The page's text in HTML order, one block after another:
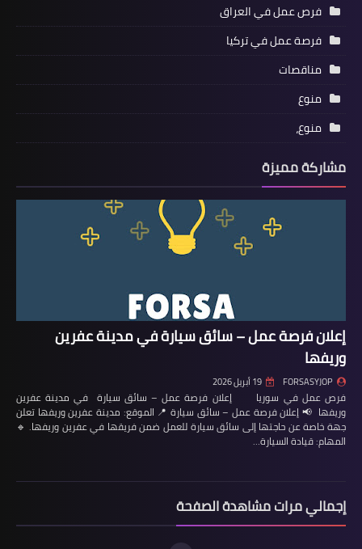
فرص عمل في العراق
فرصة عمل في تركيا
مناقصات
منوع
منوع،
مشاركة مميزة
إعلان فرصة عمل – سائق سيارة في مدينة عفرين
وريفها
FORSASYJOP 19 أبريل 2026
فرص عمل في سوريا إعلان فرصة عمل – سائق سيارة في مدينة عفرين
وريفها 📢 إعلان فرصة عمل – سائق سيارة 📍 الموقع: مدينة عفرين وريفها تعلن
جهة خاصة عن حاجتها إلى سائق سيارة للعمل ضمن فريقها في عفرين وريفها. 🔹
المهام: قيادة السيارة…
إجمالي مرات مشاهدة الصفحة